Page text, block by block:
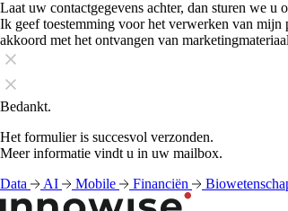
Laat uw contactgegevens achter, dan sturen we u
Ik geef toestemming voor het verwerken van mijn
akkoord met het ontvangen van marketingmateriaal
Bedankt.
Het formulier is succesvol verzonden.
Meer informatie vindt u in uw mailbox.
Data
AI Mobile Financiën